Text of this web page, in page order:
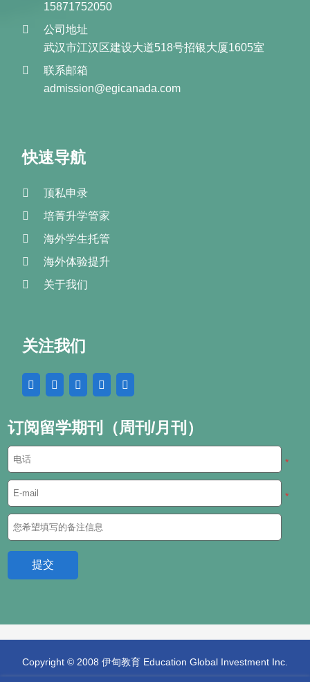
15871752050
公司地址
武汉市江汉区建设大道518号招银大厦1605室
联系邮箱
admission@egicanada.com
快速导航
顶私申录
培菁升学管家
海外学生托管
海外体验提升
关于我们
关注我们
订阅留学期刊（周刊/月刊）
*
*
Copyright © 2008 伊甸教育 Education Global Investment Inc.